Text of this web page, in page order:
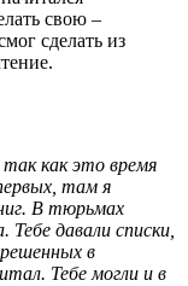
свою –
сделать из
как это время
там я
В тюрьмах
давали списки,
в
Тебе могли и в